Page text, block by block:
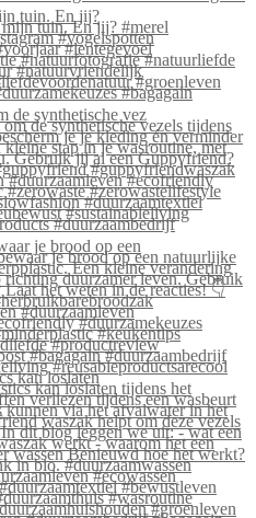
tuin. En jij?
de synthetische vez
je brood op een
kan loslaten